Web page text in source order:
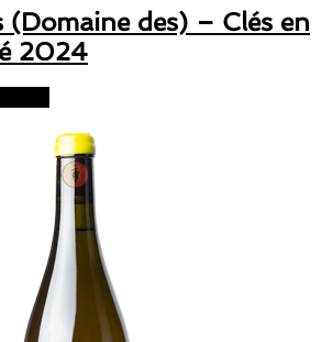
(Domaine des) – Clés en
2024